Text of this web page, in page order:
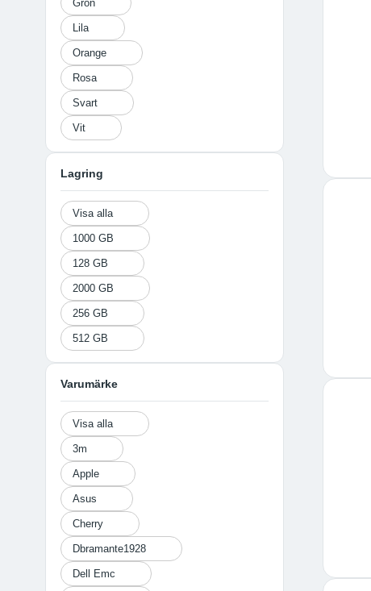
Grön
Lila
Orange
Rosa
Svart
Vit
Lagring
Visa alla
1000 GB
128 GB
2000 GB
256 GB
512 GB
Varumärke
Visa alla
3m
Apple
Asus
Cherry
Dbramante1928
Dell Emc